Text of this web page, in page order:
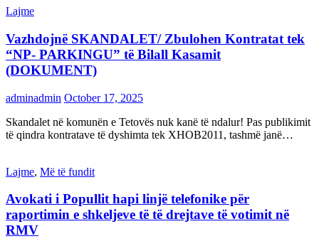
Lajme
Vazhdojnë SKANDALET/ Zbulohen Kontratat tek
“NP- PARKINGU” të Bilall Kasamit
(DOKUMENT)
adminadmin October 17, 2025
Skandalet në komunën e Tetovës nuk kanë të ndalur! Pas publikimit
të qindra kontratave të dyshimta tek XHOB2011, tashmë janë…
Lajme, Më të fundit
Avokati i Popullit hapi linjë telefonike për
raportimin e shkeljeve të të drejtave të votimit në
RMV